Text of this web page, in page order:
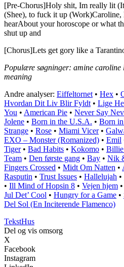
[Pre-Chorus]Holy shit, Im really lit
(Shee), to fuck it up (Work)Caroline,
hearAbout your horoscope or what
shut up and
[Chorus]Lets get gory like a
Populære søgninger: amine
meaning
Andre analyser: Eiffeltornet • Hex •
Hvordan Dit Liv Blir Fyldt • Lige
You • American Pie • Never Say
Jolene • Born in the U.S.A. • Born
Strange • Rose • Miami Vicer•
EXO – Monster (Romanized) • Emil
Tiger• Bad Habits • Kokomo • Billie
Team • Den første gang • Bay • Nik
Fingers Crossed • Midt Om Natten •
Rasputin • Trust Issues • Hallelujah •
• Ill Mind of Hopsin 8 • Vejen hjem •
Jul Det’ Cool • Hungry for a Game •
Del Sol (En Inciterende Flamenco)
TekstHus
Del og vis omsorg
X
Facebook
Instagram